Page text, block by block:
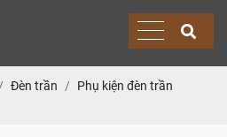
Đèn trần
Phụ kiện đèn trần